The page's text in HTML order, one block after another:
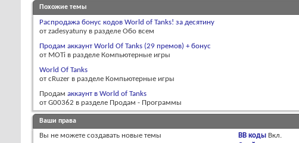
Похожие темы
Распродажа бонус кодов World of Tanks! за десятину
от zadesyatuny в разделе Обо всем
Продам аккаунт World Of Tanks (29 премов) + бонус
от MOTi в разделе Компьютерные игры
World Of Tanks
от cRuzer в разделе Компьютерные игры
Продам аккаунт в World of Tanks
от G00362 в разделе Продам - Программы
Ваши права
Вы не можете создавать новые темы
BB коды Вкл.